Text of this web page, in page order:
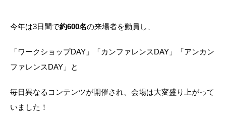
今年は3日間で約600名の来場者を動員し、
「ワークショップDAY」「カンファレンスDAY」「アンカン
ファレンスDAY」と
毎日異なるコンテンツが開催され、会場は大変盛り上がって
いました！